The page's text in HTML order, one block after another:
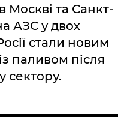
Москві та Санкт-
АЗС у двох
стали новим
паливом після
сектору.